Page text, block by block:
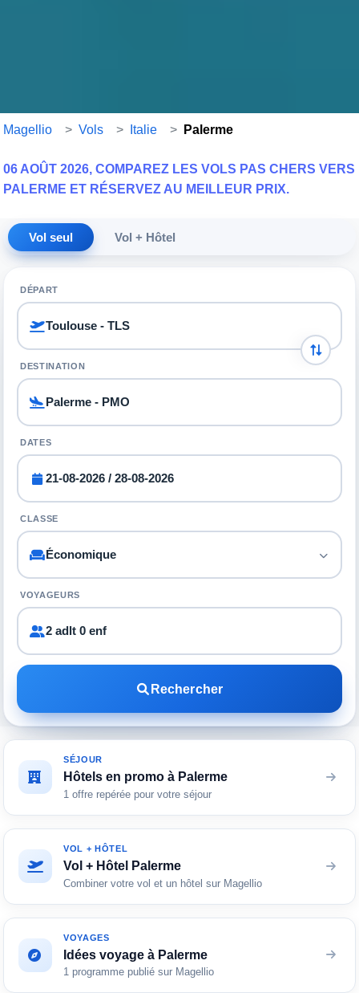
Magellio > Vols > Italie > Palerme
06 AOÛT 2026, COMPAREZ LES VOLS PAS CHERS VERS
PALERME ET RÉSERVEZ AU MEILLEUR PRIX.
Vol seul Vol + Hôtel
DÉPART
DESTINATION
DATES
CLASSE
VOYAGEURS
2 adlt 0 enf
Rechercher
SÉJOUR
Hôtels en promo à Palerme
1 offre repérée pour votre séjour
VOL + HÔTEL
Vol + Hôtel Palerme
Combiner votre vol et un hôtel sur Magellio
VOYAGES
Idées voyage à Palerme
1 programme publié sur Magellio